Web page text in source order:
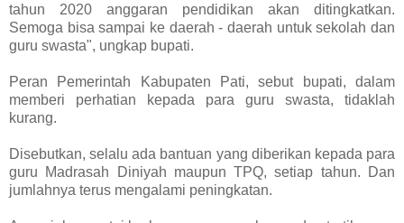
tahun 2020 anggaran pendidikan akan ditingkatkan.
Semoga bisa sampai ke daerah - daerah untuk sekolah dan
guru swasta", ungkap bupati.
Peran Pemerintah Kabupaten Pati, sebut bupati, dalam
memberi perhatian kepada para guru swasta, tidaklah
kurang.
Disebutkan, selalu ada bantuan yang diberikan kepada para
guru Madrasah Diniyah maupun TPQ, setiap tahun. Dan
jumlahnya terus mengalami peningkatan.